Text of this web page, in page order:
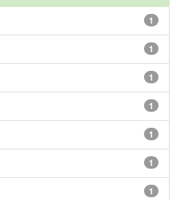
1
1
1
1
1
1
1